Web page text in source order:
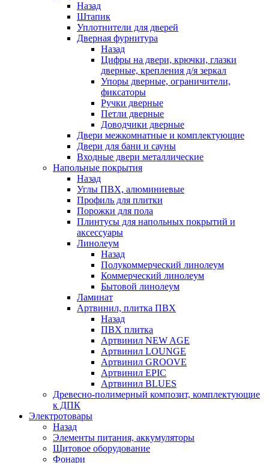
Назад
Штапик
Уплотнители для дверей
Дверная фурнитура
Назад
Цифры на двери, крючки, глазки
дверные, крепления д/я зеркал
Упоры дверные, ограничители,
фиксаторы
Ручки дверные
Петли дверные
Доводчики дверные
Двери межкомнатные и комплектующие
Двери для бани и сауны
Входные двери металлические
Напольные покрытия
Назад
Углы ПВХ, алюминиевые
Профиль для плитки
Порожки для пола
Плинтусы для напольных покрытий и
аксессуары
Линолеум
Назад
Полукоммерческий линолеум
Коммерческий линолеум
Бытовой линолеум
Ламинат
Артвинил, плитка ПВХ
Назад
ПВХ плитка
Артвинил NEW AGE
Артвинил LOUNGE
Артвинил GROOVE
Артвинил EPIC
Артвинил BLUES
Древесно-полимерный композит, комплектующие
к ДПК
Электротовары
Назад
Элементы питания, аккумуляторы
Щитовое оборудование
Фонари